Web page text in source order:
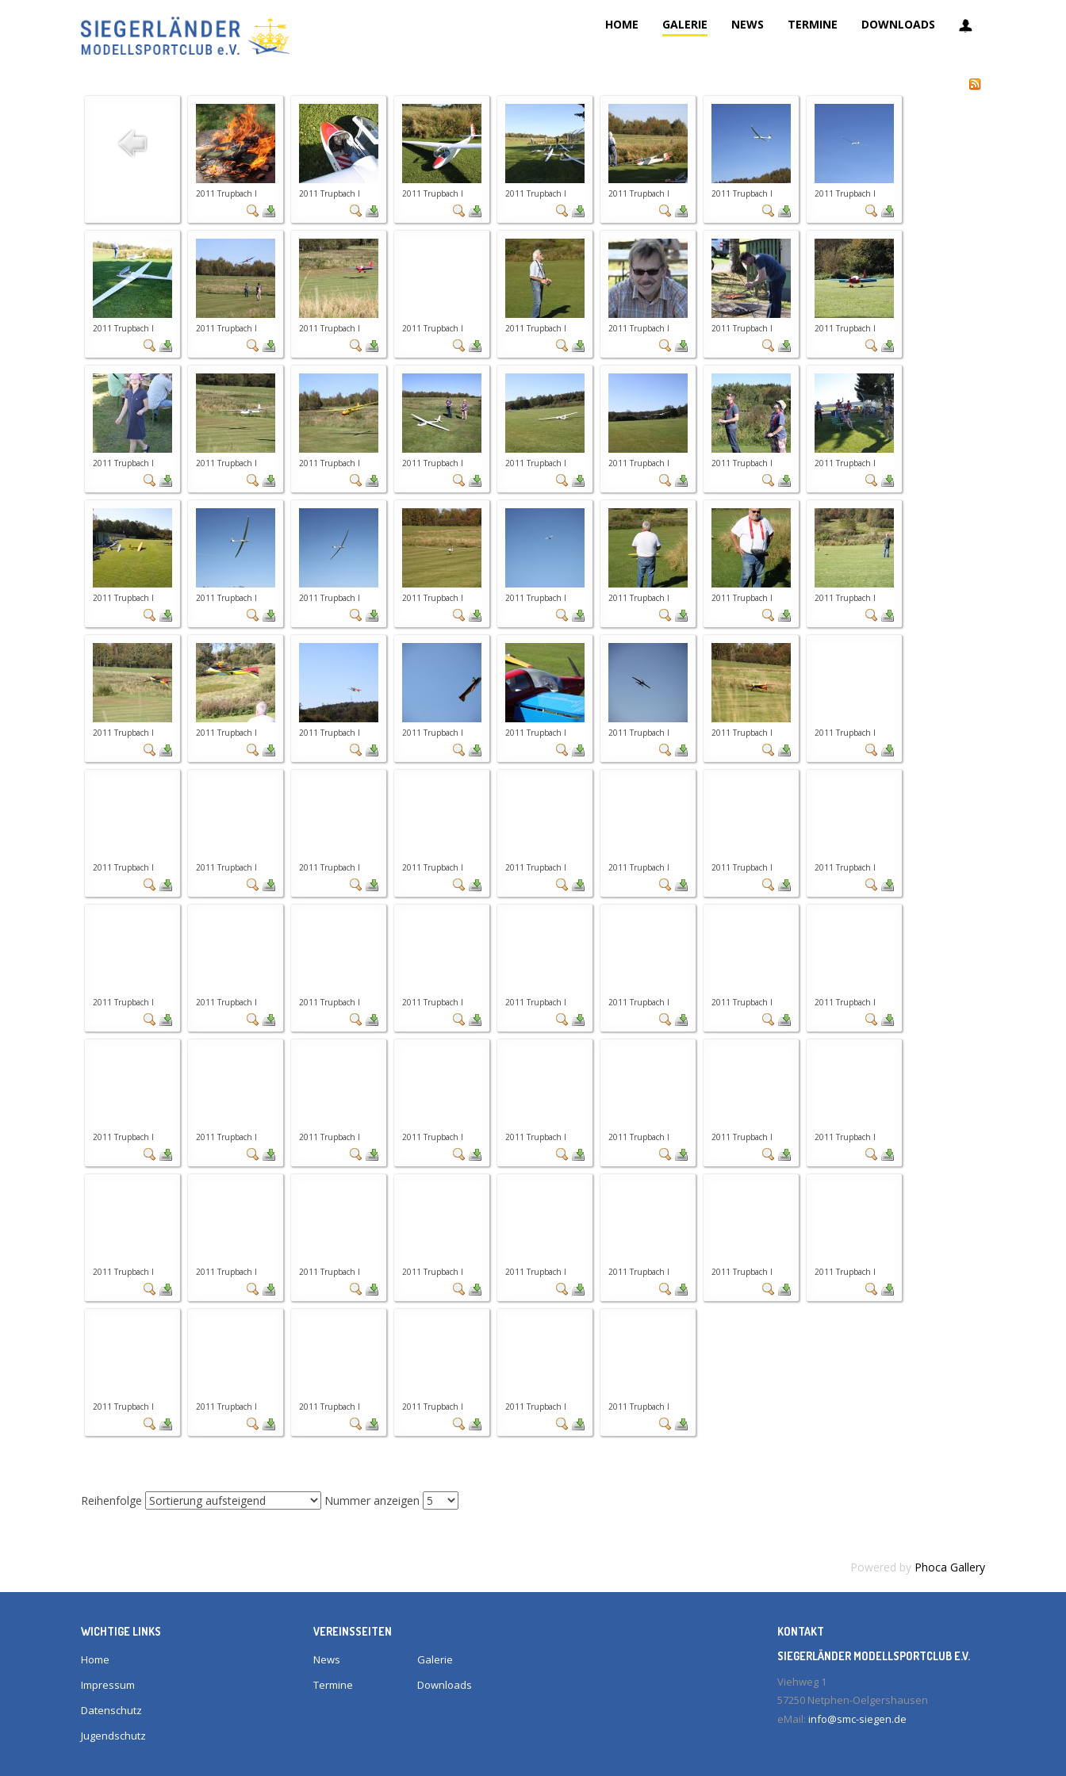
HOME GALERIE NEWS TERMINE DOWNLOADS
2011 Trupbach I 2011 Trupbach I 2011 Trupbach I 2011 Trupbach I 2011 Trupbach I 2011 Trupbach I 2011 Trupbach I
2011 Trupbach I 2011 Trupbach I 2011 Trupbach I 2011 Trupbach I 2011 Trupbach I 2011 Trupbach I 2011 Trupbach I 2011 Trupbach I
2011 Trupbach I 2011 Trupbach I 2011 Trupbach I 2011 Trupbach I 2011 Trupbach I 2011 Trupbach I 2011 Trupbach I 2011 Trupbach I
2011 Trupbach I 2011 Trupbach I 2011 Trupbach I 2011 Trupbach I 2011 Trupbach I 2011 Trupbach I 2011 Trupbach I 2011 Trupbach I
2011 Trupbach I 2011 Trupbach I 2011 Trupbach I 2011 Trupbach I 2011 Trupbach I 2011 Trupbach I 2011 Trupbach I 2011 Trupbach I
2011 Trupbach I 2011 Trupbach I 2011 Trupbach I 2011 Trupbach I 2011 Trupbach I 2011 Trupbach I 2011 Trupbach I 2011 Trupbach I
2011 Trupbach I 2011 Trupbach I 2011 Trupbach I 2011 Trupbach I 2011 Trupbach I 2011 Trupbach I 2011 Trupbach I 2011 Trupbach I
2011 Trupbach I 2011 Trupbach I 2011 Trupbach I 2011 Trupbach I 2011 Trupbach I 2011 Trupbach I 2011 Trupbach I 2011 Trupbach I
2011 Trupbach I 2011 Trupbach I 2011 Trupbach I 2011 Trupbach I 2011 Trupbach I 2011 Trupbach I 2011 Trupbach I 2011 Trupbach I
2011 Trupbach I 2011 Trupbach I 2011 Trupbach I 2011 Trupbach I 2011 Trupbach I 2011 Trupbach I
Reihenfolge Nummer anzeigen
Powered by Phoca Gallery
WICHTIGE LINKS
Home
Impressum
Datenschutz
Jugendschutz
VEREINSSEITEN
News
Galerie
Termine
Downloads
KONTAKT
SIEGERLÄNDER MODELLSPORTCLUB E.V.
Viehweg 1
57250 Netphen-Oelgershausen
eMail: info@smc-siegen.de